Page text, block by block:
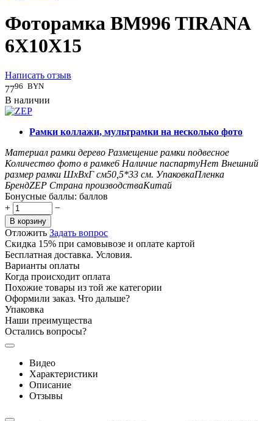
Фоторамка BM996 TIRANA
6X10X15
Написать отзыв
7796 BYN
В наличии
Рамки коллажи, мультрамки на несколько фото
Материал рамки дерево Размещение рамки подвесное
Количество фото в рамке6 Наличие паспартуНет Внешний
размер рамки ШxВxГ см50,5*33 см. УпаковкаПленка
БрендZEP Страна производстваКитай
Бонусные баллы: баллов
+
−
В корзину
Отложить Задать вопрос
Скидка 15% при самовывозе и оплате картой
Бесплатная доставка. Условия.
Варианты оплаты
Когда происходит оплата
Похожие товары из той же категории
Оформили заказ. Что дальше?
Упаковка
Наши преимущества
Остались вопросы?
Видео
Характеристики
Описание
Отзывы